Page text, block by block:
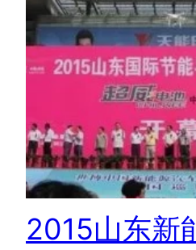
2015山东新